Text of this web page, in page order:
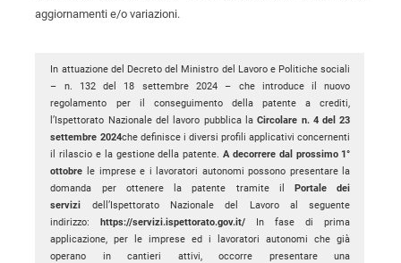
aggiornamenti e/o variazioni.
In attuazione del Decreto del Ministro del Lavoro e Politiche sociali
– n. 132 del 18 settembre 2024 – che introduce il nuovo
regolamento per il conseguimento della patente a crediti,
l’Ispettorato Nazionale del lavoro pubblica laCircolare n. 4 del 23
settembre 2024che definisce i diversi profili applicativi concernenti
il rilascio e la gestione della patente.A decorrere dal prossimo 1°
ottobre le imprese e i lavoratori autonomi possono presentare la
domanda per ottenere la patente tramite ilPortale dei
servizi dell’Ispettorato Nazionale del Lavoro al seguente
indirizzo:https://servizi.ispettorato.gov.it/ In fase di prima
applicazione, per le imprese ed i lavoratori autonomi che già
operano in cantieri attivi, occorre presentare una